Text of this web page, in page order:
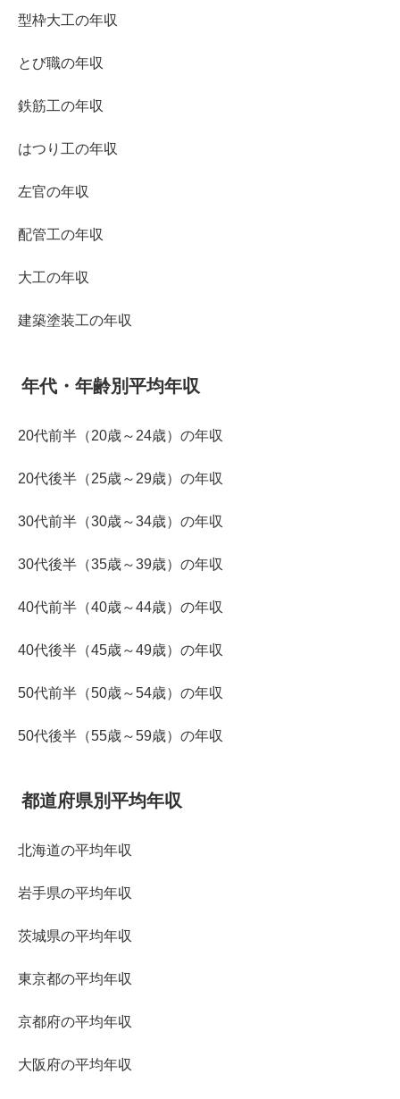
型枠大工の年収
とび職の年収
鉄筋工の年収
はつり工の年収
左官の年収
配管工の年収
大工の年収
建築塗装工の年収
年代・年齢別平均年収
20代前半（20歳～24歳）の年収
20代後半（25歳～29歳）の年収
30代前半（30歳～34歳）の年収
30代後半（35歳～39歳）の年収
40代前半（40歳～44歳）の年収
40代後半（45歳～49歳）の年収
50代前半（50歳～54歳）の年収
50代後半（55歳～59歳）の年収
都道府県別平均年収
北海道の平均年収
岩手県の平均年収
茨城県の平均年収
東京都の平均年収
京都府の平均年収
大阪府の平均年収